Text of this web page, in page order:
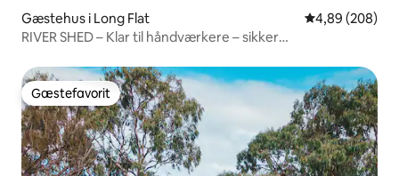
Gæstehus i Long Flat 4,89 ud af 5 i
4,89 (208)
RIVER SHED – Klar til håndværkere – sikker
Gæstefavorit
Gæstefavorit